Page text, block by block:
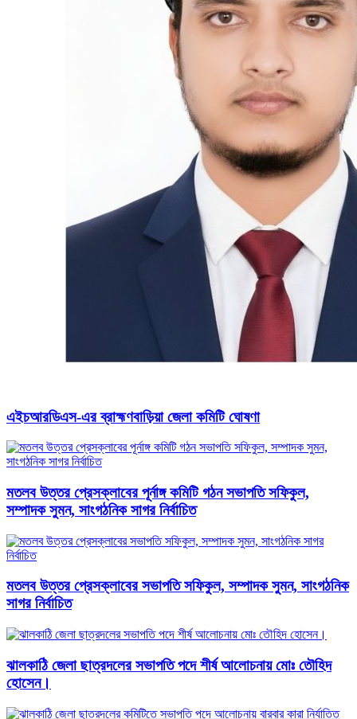
এইচআরডিএস-এর ব্রাহ্মণবাড়িয়া জেলা কমিটি ঘোষণা
মতলব উত্তর প্রেসক্লাবের পূর্নাঙ্গ কমিটি গঠন সভাপতি সফিকুল,
সম্পাদক সুমন, সাংগঠনিক সাগর নির্বাচিত
মতলব উত্তর প্রেসক্লাবের সভাপতি সফিকুল, সম্পাদক সুমন, সাংগঠনিক
সাগর নির্বাচিত
ঝালকাঠি জেলা ছাত্রদলের সভাপতি পদে শীর্ষ আলোচনায় মোঃ তৌহিদ
হোসেন।